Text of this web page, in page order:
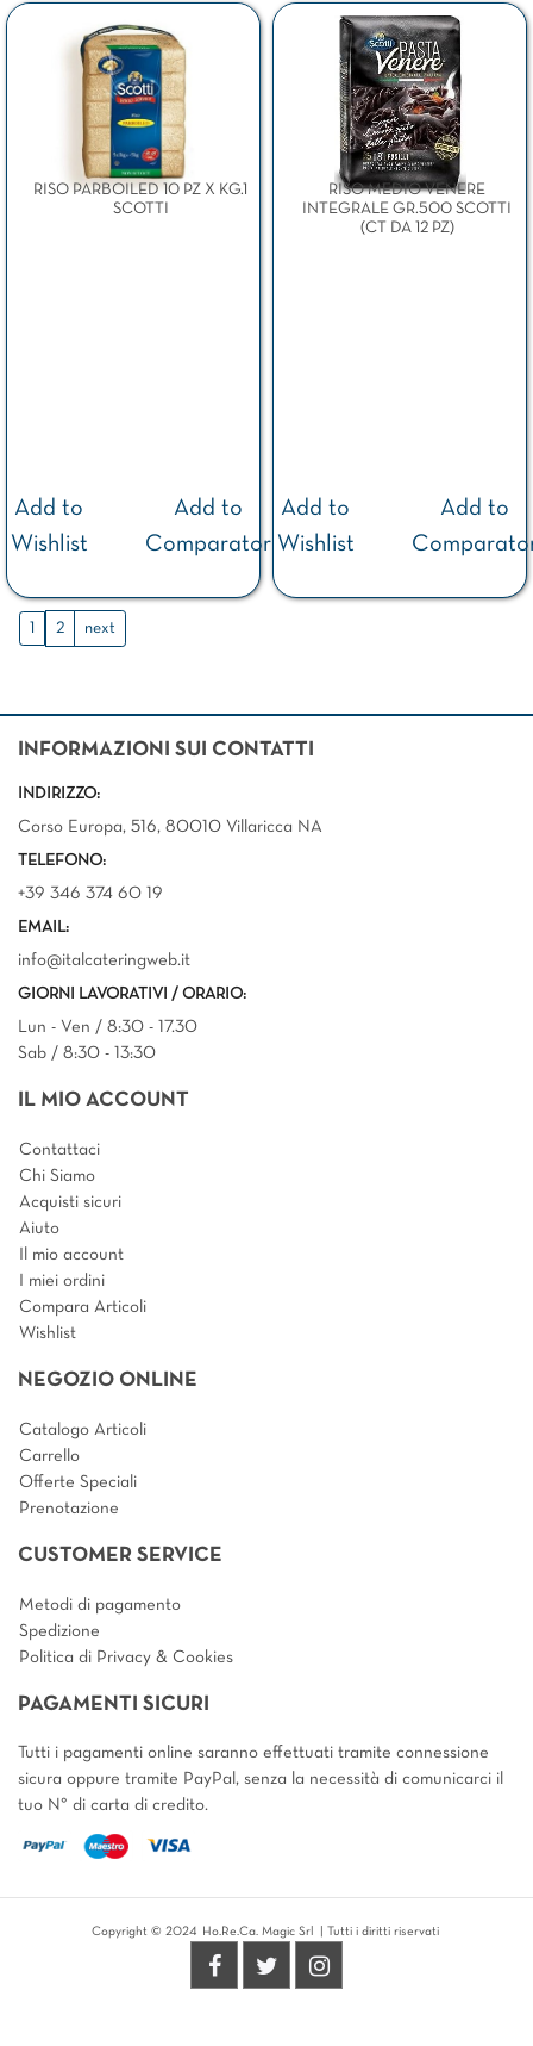
RISO PARBOILED 10 PZ X KG.1
SCOTTI
Add to
Wishlist
Add to
Comparator
RISO MEDIO VENERE
INTEGRALE GR.500 SCOTTI
(CT DA 12 PZ)
Add to
Wishlist
Add to
1 2 next
INFORMAZIONI SUI CONTATTI
INDIRIZZO:
Corso Europa, 516, 80010 Villaricca NA
TELEFONO:
+39 346 374 60 19
EMAIL:
info@italcateringweb.it
GIORNI LAVORATIVI / ORARIO:
Lun - Ven / 8:30 - 17.30
Sab / 8:30 - 13:30
IL MIO ACCOUNT
Contattaci
Chi Siamo
Acquisti sicuri
Aiuto
Il mio account
I miei ordini
Compara Articoli
Wishlist
NEGOZIO ONLINE
Catalogo Articoli
Carrello
Offerte Speciali
Prenotazione
CUSTOMER SERVICE
Metodi di pagamento
Spedizione
Politica di Privacy & Cookies
PAGAMENTI SICURI
Tutti i pagamenti online saranno effettuati tramite connessione
sicura oppure tramite PayPal, senza la necessità di comunicarci il
tuo N° di carta di credito.
Copyright © 2024 Ho.Re.Ca. Magic Srl | Tutti i diritti riservati